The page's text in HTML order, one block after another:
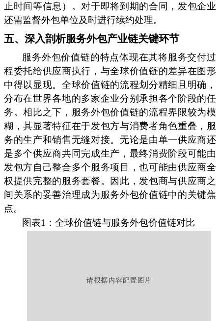
止时间等信息）。对于即将到期的合同，发包企业
还需监督外包单位及时进行续约处理。
五、深入剖析服务外包产业链关键环节
服务外包价值链的特点体现在其将服务交付过
程委托给供应商执行，与全球价值链的差异在图形
中得以显现。全球价值链的流程划分精细且明确，
分布在世界各地的多家企业分别承担各个阶段的任
务。相比之下，服务外包价值链的流程界限较为模
糊，其显著特征在于发包方与消费者角色重叠，服
务的生产和销售无缝对接。无论是由单一供应商还
是多个供应商共同完成生产，最终消费阶段可能由
发包方自己整合多个服务项目，也可能由供应商全
权提供完整的服务套餐。因此，发包商与供应商之
间关系的妥善治理成为服务外包价值链中的关键焦
点。
图表1：全球价值链与服务外包价值链对比